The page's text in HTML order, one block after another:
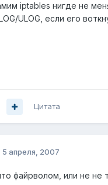
iptables нигде не
ULOG, если его
Цитата
5 апреля, 2007
файрволом, или не не